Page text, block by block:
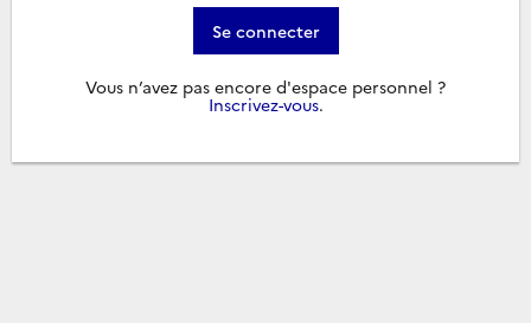
Se connecter
Vous n’avez pas encore d'espace personnel ?
Inscrivez-vous.